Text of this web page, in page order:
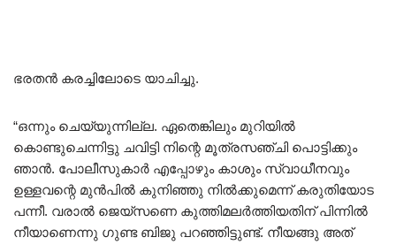
ഭരതൻ കരച്ചിലോടെ യാചിച്ചു.
“ഒന്നും ചെയ്യുന്നില്ല. ഏതെങ്കിലും മുറിയിൽ
കൊണ്ടുചെന്നിട്ടു ചവിട്ടി നിന്റെ മൂത്രസഞ്ചി പൊട്ടിക്കും
ഞാൻ. പോലീസുകാർ എപ്പോഴും കാശും സ്വാധീനവും
ഉള്ളവന്റെ മുൻപിൽ കുനിഞ്ഞു നിൽക്കുമെന്ന് കരുതിയോട
പന്നീ. വരാൽ ജെയ്‌സണെ കുത്തിമലർത്തിയതിന് പിന്നിൽ
നീയാണെന്നു ഗുണ്ട ബിജു പറഞ്ഞിട്ടുണ്ട്. നീയങ്ങു അത്